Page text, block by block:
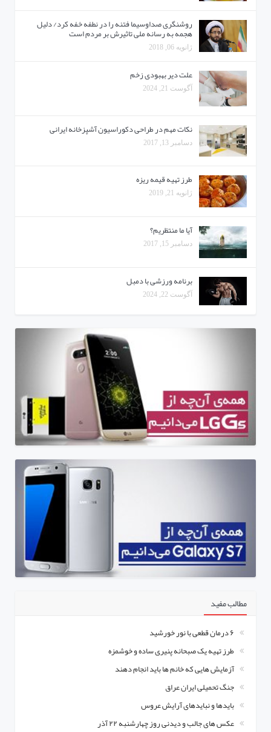
روشنگری صداوسیما فتنه را در نطفه خفه کرد/ دلیل
هجمه به رسانه ملی تاثیرش بر مردم است
ژانویه 06, 2018
علت دیر بهبودی زخم
آگوست 21, 2024
نکات مهم در طراحی دکوراسیون آشپزخانه ایرانی
دسامبر 13, 2017
طرز تهیه قیمه ریزه
ژانویه 21, 2019
آیا ما منتظریم؟
دسامبر 15, 2017
برنامه ورزشی با دمبل
آگوست 22, 2024
مطالب مفید
۶ درمان قطعی با نور خورشید
طرز تهیه یک صبحانه پنیری ساده و خوشمزه
آزمایش هایی که خانم ها باید انجام دهند
جنگ تحمیلی ایران عراق
بایدها و نبایدهای آرایش عروس
عکس های جالب و دیدنی روز چهارشنبه ۲۲ آذر